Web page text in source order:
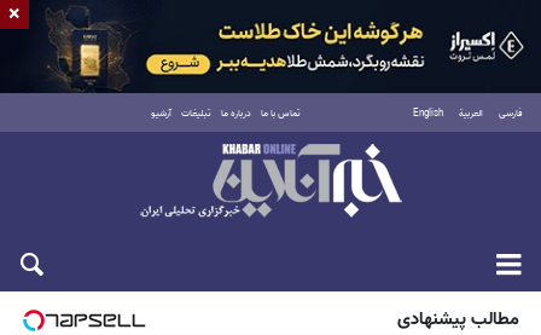
فارسی العربية English تماس با ما درباره ما تبلیغات آرشیو
جمعه ۱۶ مرداد ۱۴۰۵
مطالب پیشنهادی
×